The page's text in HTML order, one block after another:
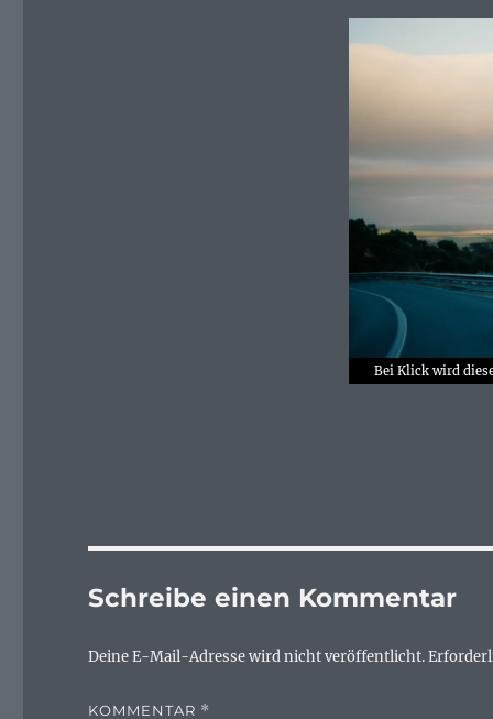
Bei Klick wird
Schreibe einen Kommentar
Deine E-Mail-Adresse wird nicht veröffentlicht.
KOMMENTAR *